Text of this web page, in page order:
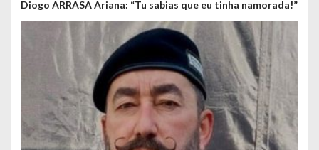
Diogo ARRASA Ariana: “Tu sabias que eu tinha namorada!”